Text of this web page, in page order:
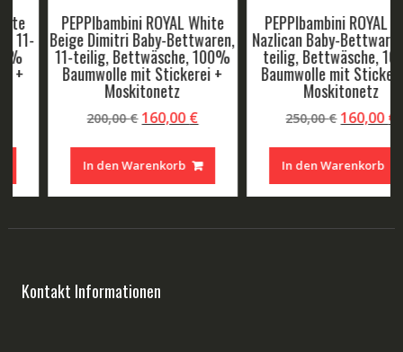
PEPPIbambini ROYAL Pink
Nazlican Baby-Bettwaren, 11-
teilig, Bettwäsche, 100%
Baumwolle mit Stickerei +
Moskitonetz
250,00€Ursprünglicher
war:
250,00 €
160,00€Aktueller
ist:
160,00 €.
In den Warenkorb
PEPPIbambini ROYAL White
Grey Matteo Baby-Bettwaren,
11-teilig, Bettwäsche, 100%
Baumwolle mit Stickerei +
Moskitonetz
200,00€
war:
200,00 €
160,00€
ist:
In den Warenkorb
Kontakt Informationen